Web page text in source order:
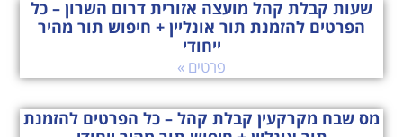
שעות קבלת קהל מועצה אזורית דרום השרון – כל
הפרטים להזמנת תור אונליין + חיפוש תור מהיר
ייחודי
פרטים »
מס שבח מקרקעין קבלת קהל – כל הפרטים להזמנת